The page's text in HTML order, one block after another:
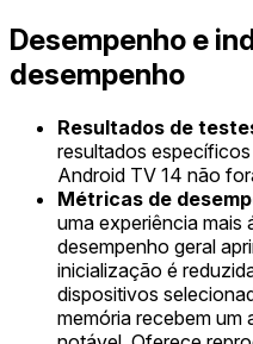
Desempenho e
desempenho
Resultados de
resultados
Android TV 14 não
Métricas de
uma experiência mais
desempenho geral
inicialização é
dispositivos
memória recebem um